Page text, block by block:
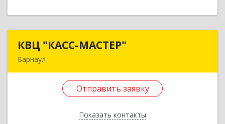
КВЦ "КАСС-МАСТЕР"
Барнаул
Отправить заявку
Показать контакты
КВЦ "КАСС-МАСТЕР"
Барнаул г, Шумакова ул, дом № 17А, оф.507